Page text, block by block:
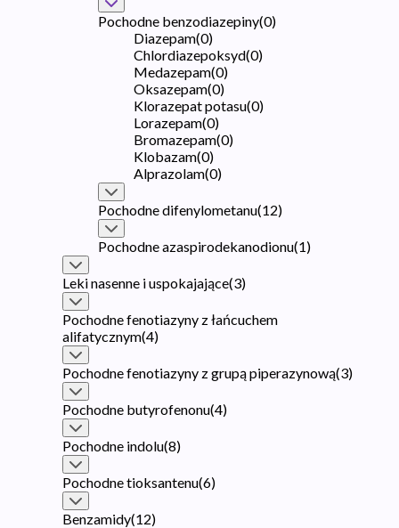
Pochodne benzodiazepiny(0)
Diazepam(0)
Chlordiazepoksyd(0)
Medazepam(0)
Oksazepam(0)
Klorazepat potasu(0)
Lorazepam(0)
Bromazepam(0)
Klobazam(0)
Alprazolam(0)
Pochodne difenylometanu(12)
Pochodne azaspirodekanodionu(1)
Leki nasenne i uspokajające(3)
Pochodne fenotiazyny z łańcuchem
alifatycznym(4)
Pochodne fenotiazyny z grupą piperazynową(3)
Pochodne butyrofenonu(4)
Pochodne indolu(8)
Pochodne tioksantenu(6)
Benzamidy(12)